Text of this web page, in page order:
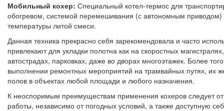
Мобильный кохер: Специальный котел-термос для
обогревом, системой перемешивания (с автономным
температуры литой смеси.
Данная техника прекрасно себя зарекомендовала и часто
привлекают для укладки полотна как на скоростных
автострадах, парковках, даже во дворах многоэтажек. Более
выполнении ремонтных мероприятий на трамвайных путях, их
полов в объектах любой площади и любого назначения.
К неоспоримым преимуществам применения кохеров следует
работы, независимо от погодных условий, а также доступную